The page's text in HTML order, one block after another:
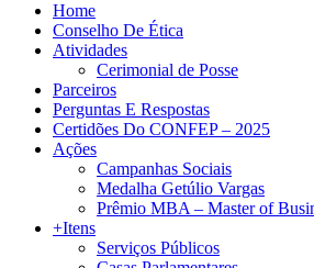
Home
Conselho De Ética
Atividades
Cerimonial de Posse
Parceiros
Perguntas E Respostas
Certidões Do CONFEP – 2025
Ações
Campanhas Sociais
Medalha Getúlio Vargas
Prêmio MBA – Master of
+Itens
Serviços Públicos